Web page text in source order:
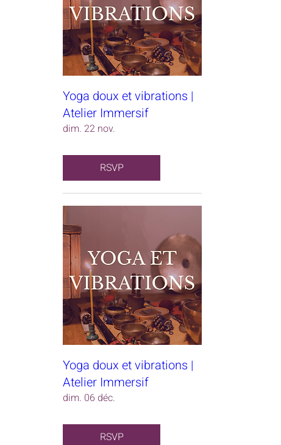
Yoga doux et vibrations |
Atelier Immersif
dim. 22 nov.
RSVP
Yoga doux et vibrations |
Atelier Immersif
dim. 06 déc.
RSVP